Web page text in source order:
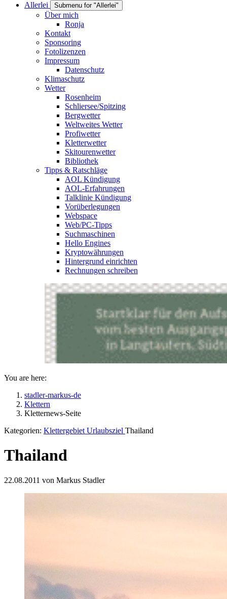
Allerlei
Submenu for "Allerlei"
Über mich
Ronja
Kontakt
Sponsoring
Fotolizenzen
Impressum
Datenschutz
Klimaschutz
Wetter
Rosenheim
Schliersee/Spitzing
Bergwetter
Weltweites Wetter
Profiwetter
Kletterwetter
Skitourenwetter
Bibliothek
Tipps & Ratschläge
AOL Kündigung
AOL-Erfahrungen
Talklinie Kündigung
Vorüberlegungen
Webspace
Web/PC-Tipps
Suchmaschinen
Hello Engines
Kryptowährungen
Hintergrund einrichten
Rechnungen schreiben
You are here:
stadler-markus-de
Klettern
Kletternews-Seite
Kategorien: Klettergebiet Urlaubsziel Thailand
Thailand
22.08.2011 von Markus Stadler